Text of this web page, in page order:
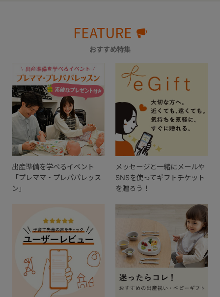
FEATURE
おすすめ特集
出産準備を学べるイベント
「プレママ・プレパパレッス
ン」
メッセージと一緒にメールや
SNSを使ってギフトチケット
を贈ろう！